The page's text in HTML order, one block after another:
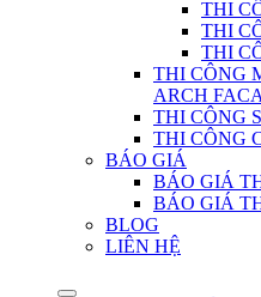
THI
THI
THI
THI CÔNG
ARCH
THI CÔNG
THI CÔNG
BÁO GIÁ
BÁO GIÁ
BÁO GIÁ
BLOG
LIÊN HỆ